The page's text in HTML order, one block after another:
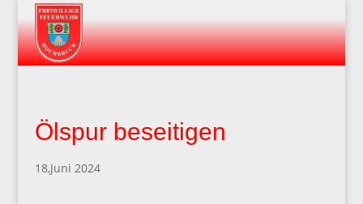
Ölspur beseitigen
18,Juni 2024